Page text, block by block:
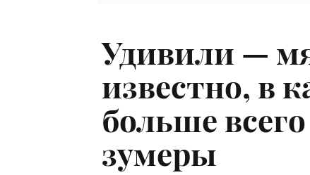
Удивили —
известно, в
больше
зумеры